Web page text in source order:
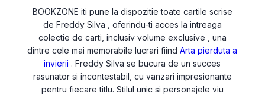
BOOKZONE iti pune la dispozitie toate cartile scrise
de Freddy Silva , oferindu-ti acces la intreaga
colectie de carti, inclusiv volume exclusive , una
dintre cele mai memorabile lucrari fiindArta pierduta a
invierii . Freddy Silva se bucura de un succes
rasunator si incontestabil, cu vanzari impresionante
pentru fiecare titlu. Stilul unic si personajele viu